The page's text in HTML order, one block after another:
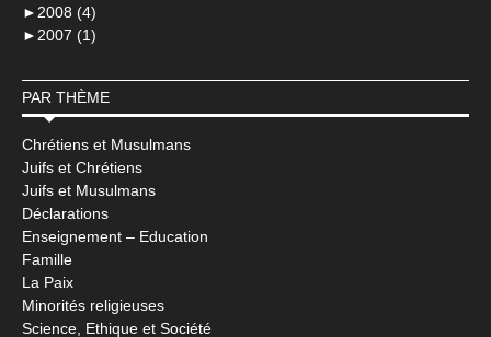
► 2008 (4)
► 2007 (1)
PAR THÈME
Chrétiens et Musulmans
Juifs et Chrétiens
Juifs et Musulmans
Déclarations
Enseignement – Education
Famille
La Paix
Minorités religieuses
Science, Ethique et Société